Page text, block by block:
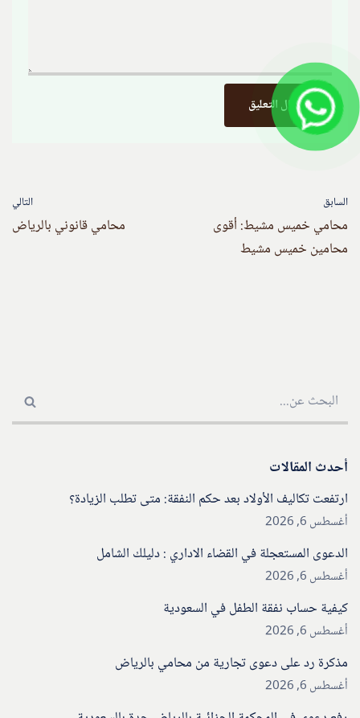
السابق
محامي خميس مشيط: أقوى
محامين خميس مشيط
التالي
محامي قانوني بالرياض
أحدث المقالات
ارتفعت تكاليف الأولاد بعد حكم النفقة: متى تطلب الزيادة؟
أغسطس 6, 2026
الدعوى المستعجلة في القضاء الاداري : دليلك الشامل
أغسطس 6, 2026
كيفية حساب نفقة الطفل في السعودية
أغسطس 6, 2026
مذكرة رد على دعوى تجارية من محامي بالرياض
أغسطس 6, 2026